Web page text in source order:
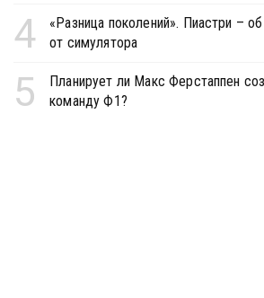
4
«Разница поколений». Пиастри –
от симулятора
5
Планирует ли Макс Ферстаппен
команду Ф1?